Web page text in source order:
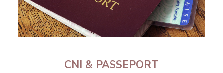
CNI & PASSEPORT